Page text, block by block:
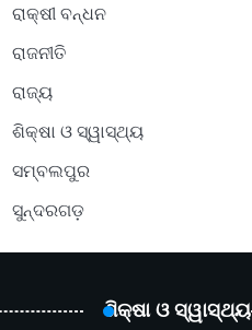
ରାକ୍ଷୀ ବନ୍ଧନ
ରାଜନୀତି
ରାଜ୍ୟ
ଶିକ୍ଷା ଓ ସ୍ୱାସ୍ଥ୍ୟ
ସମ୍ବଲପୁର
ସୁନ୍ଦରଗଡ଼
ଶିକ୍ଷା ଓ ସ୍ୱାସ୍ଥ୍ୟ